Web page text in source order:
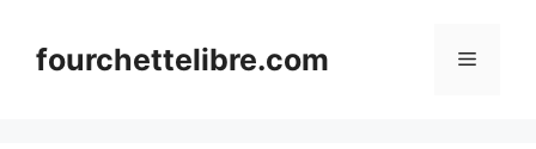
contentfourchettelibre.com Menu